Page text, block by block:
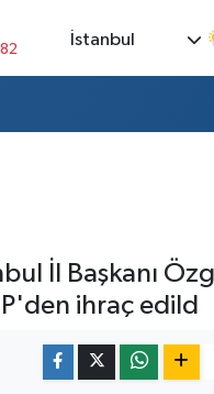
İstanbul
İl Başkanı
ihraç edild